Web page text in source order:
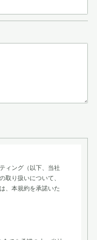
ィング（以下、当社
取り扱いについて、
、本規約を承諾いた